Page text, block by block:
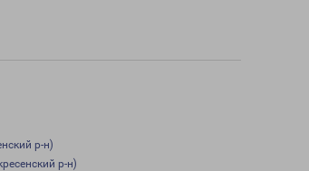
р-н)
р-н)